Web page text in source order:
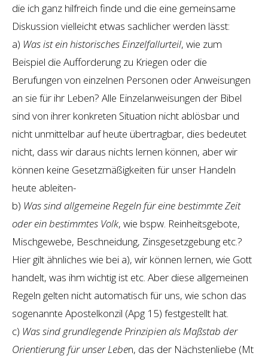
die ich ganz hilfreich finde und die eine gemeinsame
Diskussion vielleicht etwas sachlicher werden lässt:
a) Was ist ein historisches Einzelfallurteil, wie zum
Beispiel die Aufforderung zu Kriegen oder die
Berufungen von einzelnen Personen oder Anweisungen
an sie für ihr Leben? Alle Einzelanweisungen der Bibel
sind von ihrer konkreten Situation nicht ablösbar und
nicht unmittelbar auf heute übertragbar, dies bedeutet
nicht, dass wir daraus nichts lernen können, aber wir
können keine Gesetzmäßigkeiten für unser Handeln
heute ableiten-
b) Was sind allgemeine Regeln für eine bestimmte Zeit
oder ein bestimmtes Volk, wie bspw. Reinheitsgebote,
Mischgewebe, Beschneidung, Zinsgesetzgebung etc.?
Hier gilt ähnliches wie bei a), wir können lernen, wie Gott
handelt, was ihm wichtig ist etc. Aber diese allgemeinen
Regeln gelten nicht automatisch für uns, wie schon das
sogenannte Apostelkonzil (Apg 15) festgestellt hat.
c) Was sind grundlegende Prinzipien als Maßstab der
Orientierung für unser Leben, das der Nächstenliebe (Mt